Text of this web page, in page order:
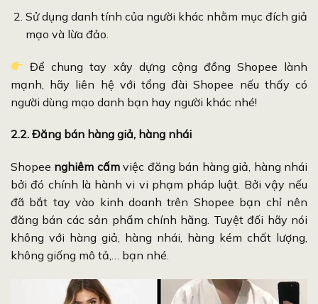
Sử dụng danh tính của người khác nhằm mục đích giả
mạo và lừa đảo.
Để chung tay xây dựng cộng đồng Shopee lành
mạnh, hãy liên hệ với tổng đài Shopee nếu thấy có
người dùng mạo danh bạn hay người khác nhé!
2.2. Đăng bán hàng giả, hàng nhái
Shopee nghiêm cấmviệc đăng bán hàng giả, hàng nhái
bởi đó chính là hành vi vi phạm pháp luật. Bởi vậy nếu
đã bắt tay vào kinh doanh trên Shopee bạn chỉ nên
đăng bán các sản phẩm chính hãng. Tuyệt đối hãy nói
không với hàng giả, hàng nhái, hàng kém chất lượng,
không giống mô tả,… bạn nhé.